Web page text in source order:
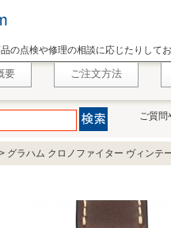
の点検や修理の相談に応じたりして
要 ご注文方法
ご質問
グラハム クロノファイター ヴィンテ